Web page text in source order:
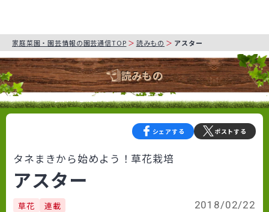
家庭菜園・園芸情報の園芸通信TOP 読みもの アスター
読みもの
シェアする ポストする
タネまきから始めよう！草花栽培
アスター
草花 連載 2018/02/22